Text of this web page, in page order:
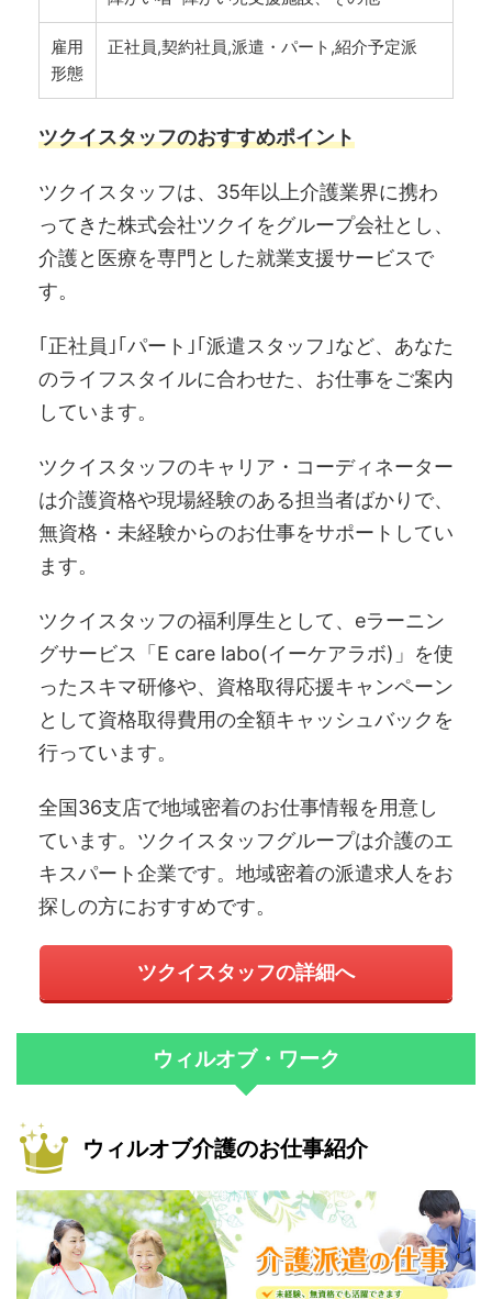
雇用
形態
正社員,契約社員,派遣・パート,紹介予定派
ツクイスタッフのおすすめポイント
ツクイスタッフは、35年以上介護業界に携わ
ってきた株式会社ツクイをグループ会社とし、
介護と医療を専門とした就業支援サービスで
す。
｢正社員｣｢パート｣｢派遣スタッフ｣など、あなた
のライフスタイルに合わせた、お仕事をご案内
しています。
ツクイスタッフのキャリア・コーディネーター
は介護資格や現場経験のある担当者ばかりで、
無資格・未経験からのお仕事をサポートしてい
ます。
ツクイスタッフの福利厚生として、eラーニン
グサービス「E care labo(イーケアラボ)」を使
ったスキマ研修や、資格取得応援キャンペーン
として資格取得費用の全額キャッシュバックを
行っています。
全国36支店で地域密着のお仕事情報を用意し
ています。ツクイスタッフグループは介護のエ
キスパート企業です。地域密着の派遣求人をお
探しの方におすすめです。
ツクイスタッフの詳細へ
ウィルオブ・ワーク
ウィルオブ介護のお仕事紹介